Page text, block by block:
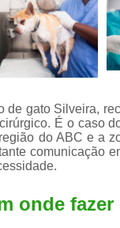
de gato Silveira,
É o caso
do ABC e a
comunicação
onde